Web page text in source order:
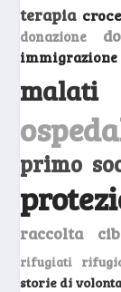
terapia
donazione
immigrazione
malati
primo
raccolta
rifugiati
storie di